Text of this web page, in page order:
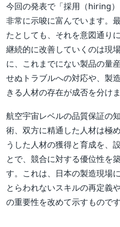
今回の発表で「採用（hiring）
非常に示唆に富んでいます。
たとしても、それを意図通り
継続的に改善していくのは現
に、これまでにない製品の量
せぬトラブルへの対応や、製
きる人材の存在が成否を分けま
航空宇宙レベルの品質保証の
術、双方に精通した人材は極
うした人材の獲得と育成を、
とで、競合に対する優位性を
す。これは、日本の製造現場
とらわれないスキルの再定義
の重要性を改めて示すものです